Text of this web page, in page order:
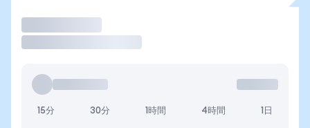
15分 30分 1時間 4時間 1日